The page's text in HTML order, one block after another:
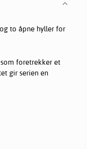
to åpne hyller for
foretrekker et
gir serien en